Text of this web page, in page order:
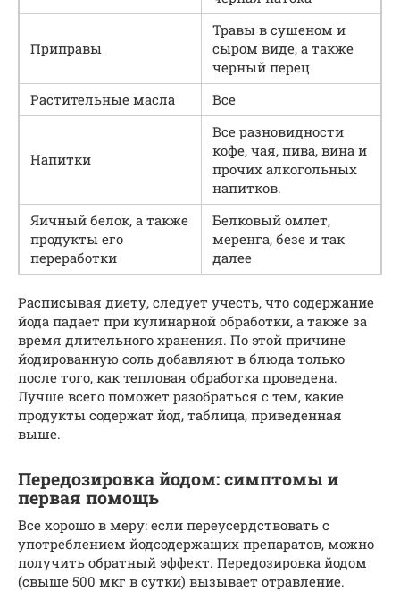
Приправы
Травы в сушеном и
сыром виде, а также
черный перец
Растительные масла
Все
Напитки
Все разновидности
кофе, чая, пива, вина и
прочих алкогольных
напитков.
Яичный белок, а также
продукты его
переработки
Белковый омлет,
меренга, безе и так
далее
Расписывая диету, следует учесть, что содержание
йода падает при кулинарной обработки, а также за
время длительного хранения. По этой причине
йодированную соль добавляют в блюда только
после того, как тепловая обработка проведена.
Лучше всего поможет разобраться с тем, какие
продукты содержат йод, таблица, приведенная
выше.
Передозировка йодом: симптомы и
первая помощь
Все хорошо в меру: если переусердствовать с
употреблением йодсодержащих препаратов, можно
получить обратный эффект. Передозировка йодом
(свыше 500 мкг в сутки) вызывает отравление.